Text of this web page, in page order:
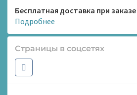
Бесплатная доставка при заказе
Подробнее
Страницы в соцсетях